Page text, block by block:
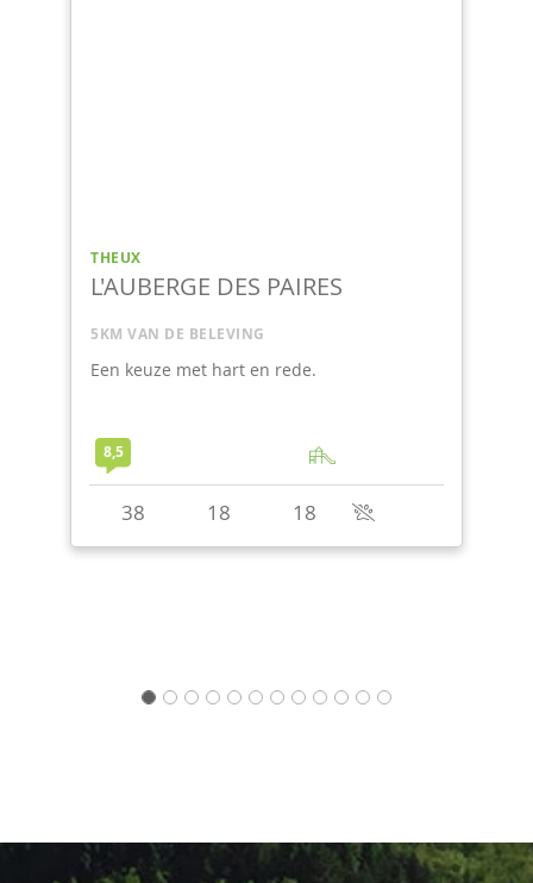
L'AUBERGE DES PAIRES (26
pers.)
5KM VAN DE BELEVING
26 + 12 12